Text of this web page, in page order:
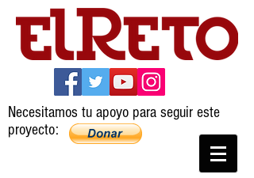
Necesitamos tu apoyo para seguir este
proyecto: